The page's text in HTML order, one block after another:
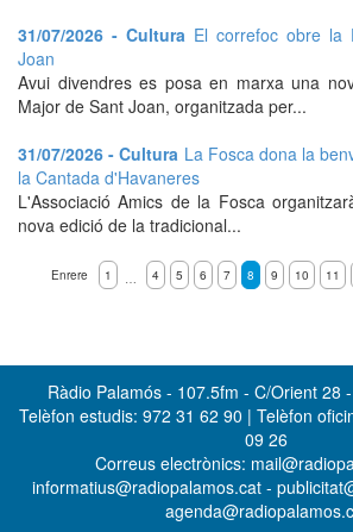
31/07/2026 - Cultura El correfoc obre la
Joan
Avui divendres es posa en marxa una
Major de Sant Joan, organitzada per...
31/07/2026 - Cultura La Fosca dona la
la Cantada d'Havaneres
L'Associació Amics de la Fosca
nova edició de la tradicional...
Enrere 1 … 4 5 6 7 8 9 10 11
Ràdio Palamós - 107.5fm - C/Orient 28
Telèfon estudis: 972 31 62 90 | Telèfon
09 26
Correus electrònics:
informatius@radiopalamos.cat -